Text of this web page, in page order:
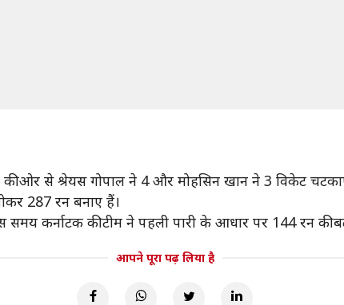
की ओर से श्रेयस गोपाल ने 4 और मोहसिन खान ने 3 विकेट
287 रन बनाए हैं।
कर्नाटक की टीम ने पहली पारी के आधार पर 144 रन की
आपने पूरा पढ़ लिया है